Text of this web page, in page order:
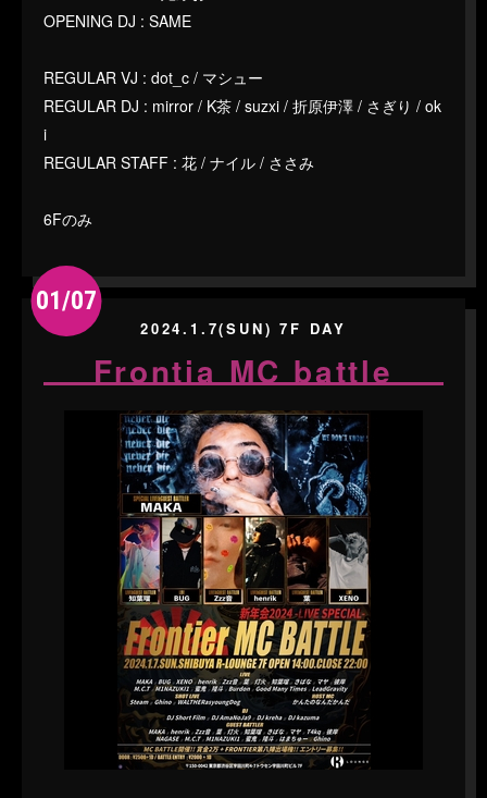
OPENING DJ : SAME
REGULAR VJ : dot_c / マシュー
REGULAR DJ : mirror / K茶 / suzxi / 折原伊澤 / さぎり / ok
i
REGULAR STAFF : 花 / ナイル / ささみ
6Fのみ
01/07
2024.1.7(SUN) 7F DAY
Frontia MC battle